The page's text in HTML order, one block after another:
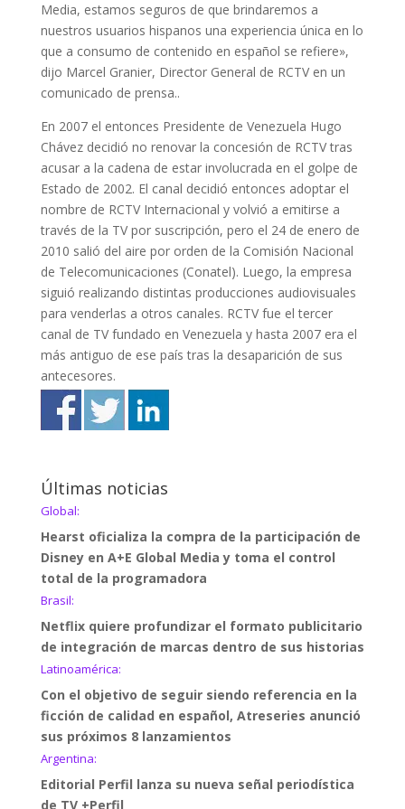
Media, estamos seguros de que brindaremos a
nuestros usuarios hispanos una experiencia única en lo
que a consumo de contenido en español se refiere»,
dijo Marcel Granier, Director General de RCTV en un
comunicado de prensa..
En 2007 el entonces Presidente de Venezuela Hugo
Chávez decidió no renovar la concesión de RCTV tras
acusar a la cadena de estar involucrada en el golpe de
Estado de 2002. El canal decidió entonces adoptar el
nombre de RCTV Internacional y volvió a emitirse a
través de la TV por suscripción, pero el 24 de enero de
2010 salió del aire por orden de la Comisión Nacional
de Telecomunicaciones (Conatel). Luego, la empresa
siguió realizando distintas producciones audiovisuales
para venderlas a otros canales. RCTV fue el tercer
canal de TV fundado en Venezuela y hasta 2007 era el
más antiguo de ese país tras la desaparición de sus
antecesores.
Últimas noticias
Global:
Hearst oficializa la compra de la participación de
Disney en A+E Global Media y toma el control
total de la programadora
Brasil:
Netflix quiere profundizar el formato publicitario
de integración de marcas dentro de sus historias
Latinoamérica:
Con el objetivo de seguir siendo referencia en la
ficción de calidad en español, Atreseries anunció
sus próximos 8 lanzamientos
Argentina:
Editorial Perfil lanza su nueva señal periodística
de TV +Perfil